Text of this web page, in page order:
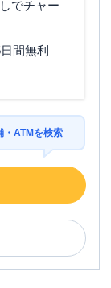
でチャー
間無利
・ATMを検索